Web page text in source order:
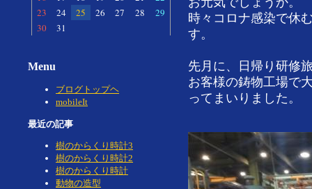
時々コロナ感染で休
す。
先月に、日帰り研修
お客様の鋳物工場で
ってまいりました。
23
24 25 26 27 28
29
30
31
Menu
ブログトップヘ
mobileIt
最近の記事
樹のからくり時計3
樹のからくり時計2
樹のからくり時計
動物の造型